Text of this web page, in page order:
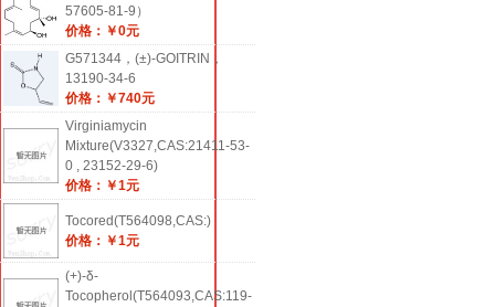
57605-81-9）
价格：￥0元
G571344，(±)-GOITRIN，
13190-34-6
价格：￥740元
Virginiamycin
Mixture(V3327,CAS:21411-53-
0 , 23152-29-6)
价格：￥1元
Tocored(T564098,CAS:)
价格：￥1元
(+)-δ-
Tocopherol(T564093,CAS:119-